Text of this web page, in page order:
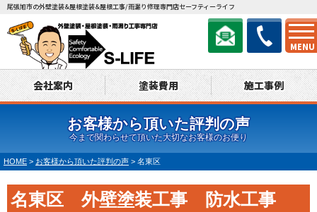
MENU
尾張旭市の外壁塗装&屋根塗装&屋根工事/雨漏り修理専門店セーフティーライフ
会社案内 塗装費用 施工事例
お客様から頂いた評判の声
今まで関わらせて頂いた大切なお客様のお便り
HOME > お客様から頂いた評判の声 > 名東区
名東区 外壁塗装工事 防水工事